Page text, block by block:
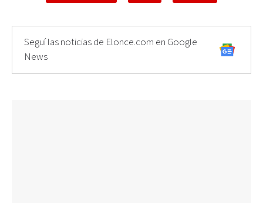
Seguí las noticias de Elonce.com en Google
News